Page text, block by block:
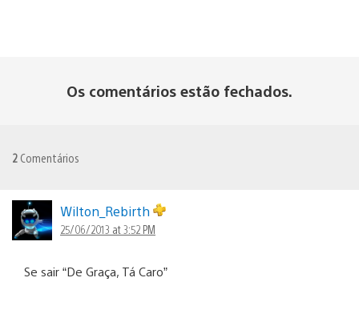
Os comentários estão fechados.
2 Comentários
Wilton_Rebirth
25/06/2013 at 3:52 PM
Se sair “De Graça, Tá Caro”